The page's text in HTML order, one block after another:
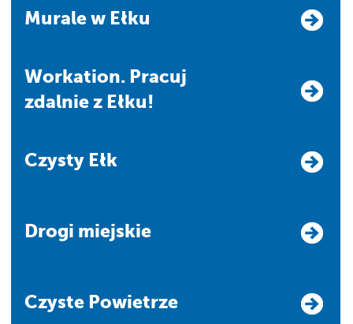
Murale w Ełku
Workation. Pracuj
zdalnie z Ełku!
Czysty Ełk
Drogi miejskie
Czyste Powietrze